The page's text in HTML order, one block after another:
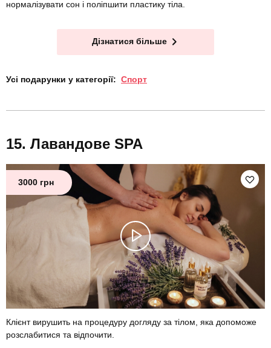
нормалізувати сон і поліпшити пластику тіла.
Дізнатися більше
Усі подарунки у категорії: Спорт
Лавандове SPA
3000 грн
Клієнт вирушить на процедуру догляду за тілом, яка допоможе
розслабитися та відпочити.